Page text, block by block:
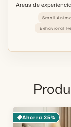
Áreas de
Small
Behavioral
Ahorra 35%